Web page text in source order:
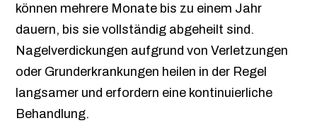
können mehrere Monate bis zu einem Jahr
dauern, bis sie vollständig abgeheilt sind.
Nagelverdickungen aufgrund von Verletzungen
oder Grunderkrankungen heilen in der Regel
langsamer und erfordern eine kontinuierliche
Behandlung.